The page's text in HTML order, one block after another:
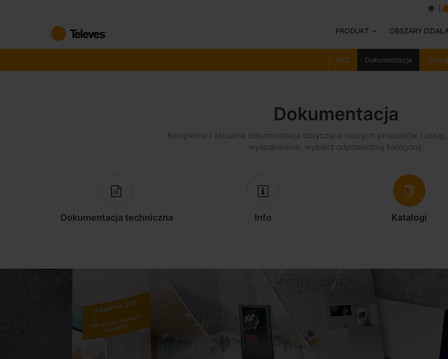
treści
PRODUKT OBSZARY
FAQ Dokumentacja
Dokumentacja
Kompletna i aktualna dokumentacja dotycząca naszych produktów i
wyszukiwanie, wybierz odpowiednią kategorię.
Dokumentacja techniczna Info Katalogi